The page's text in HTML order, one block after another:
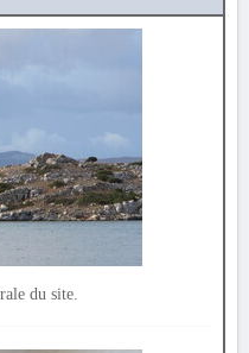
du site.